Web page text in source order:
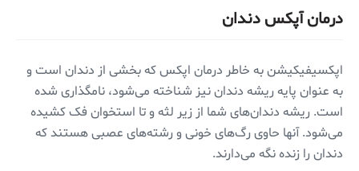
درمان آپکس دندان
اپکسیفیکیشن به خاطر درمان اپکس که بخشی از دندان است و
به عنوان پایه ریشه دندان نیز شناخته می‌شود، نامگذاری شده
است. ریشه دندان‌های شما از زیر لثه و تا استخوان فک کشیده
می‌شود. آنها حاوی رگ‌های خونی و رشته‌های عصبی هستند که
دندان را زنده نگه می‌دارند.